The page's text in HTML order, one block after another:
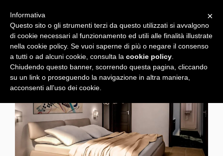
×
Informativa
Questo sito o gli strumenti terzi da questo utilizzati si avvalgono
di cookie necessari al funzionamento ed utili alle finalità illustrate
nella cookie policy. Se vuoi saperne di più o negare il consenso
a tutti o ad alcuni cookie, consulta la cookie policy
Chiudendo questo banner, scorrendo questa pagina, cliccando
su un link o proseguendo la navigazione in altra maniera,
acconsenti all’uso dei cookie.